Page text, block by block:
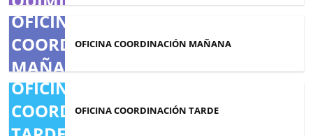
OFICINA
COORDINACIÓN
MAÑANA
OFICINA COORDINACIÓN MAÑANA
OFICINA
COORDINACIÓN
OFICINA COORDINACIÓN TARDE